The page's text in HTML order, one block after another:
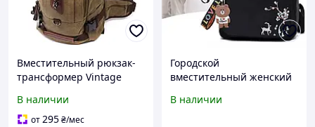
Вместительный рюкзак-
трансформер Vintage
плотного текстиля.
В наличии
от295₴/мес
Городской
вместительный женский
В наличии